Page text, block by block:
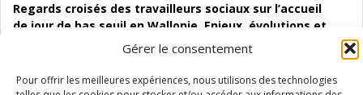
Gérer le consentement
Pour offrir les meilleures expériences, nous utilisons des technologies
Regards croisés des travailleurs sociaux sur l’accueil
de jour de bas seuil en Wallonie. Enjeux, évolutions et
06 Juil 2026